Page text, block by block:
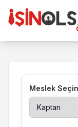
Meslek